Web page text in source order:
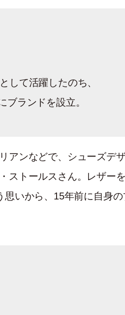
して活躍したのち、
ブランドを設立。
アンなどで、シューズデ
ストールスさん。レザー
いから、15年前に自身の